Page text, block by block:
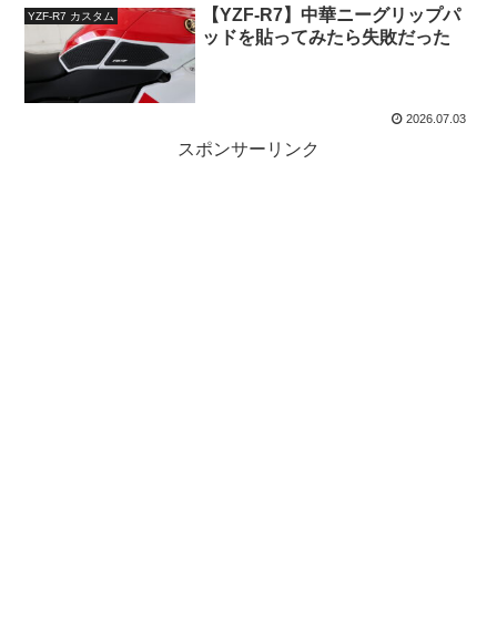
YZF-R7 カスタム
【YZF-R7】中華ニーグリップパ
ッドを貼ってみたら失敗だった
2026.07.03
スポンサーリンク